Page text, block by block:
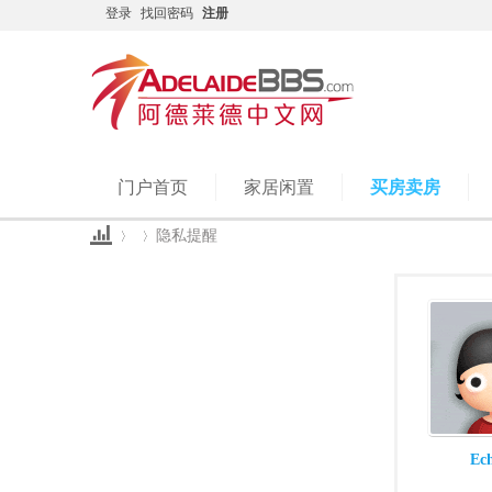
登录 找回密码 注册
门户首页 家居闲置 买房卖房
隐私提醒